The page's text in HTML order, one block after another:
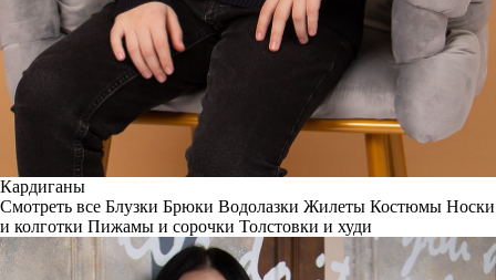
Кардиганы
Смотреть все Блузки Брюки Водолазки Жилеты Костюмы Носки
и колготки Пижамы и сорочки Толстовки и худи